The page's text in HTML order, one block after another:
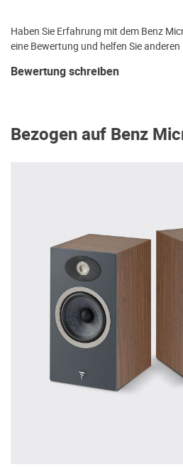
Haben Sie Erfahrung mit dem Benz
eine Bewertung und helfen Sie
Bewertung schreiben
Bezogen auf Benz